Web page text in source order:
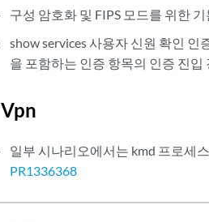
구성 암호화 및 FIPS 모드를 위한
show services 사용자 신원 확인
을 포함하는 인증 항목의 인증 진
Vpn
일부 시나리오에서는 kmd 프로세
PR1336368